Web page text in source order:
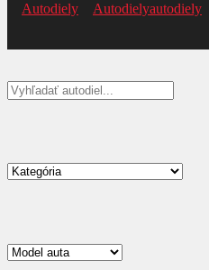
autodiely